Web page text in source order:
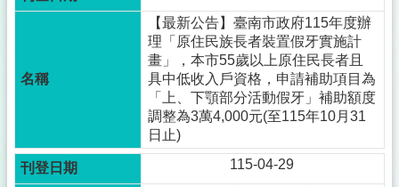
【最新公告】臺南市政府115年度辦
理「原住民族長者裝置假牙實施計
畫」，本市55歲以上原住民長者且
具中低收入戶資格，申請補助項目為
「上、下顎部分活動假牙」補助額度
調整為3萬4,000元(至115年10月31
日止)
115-04-29